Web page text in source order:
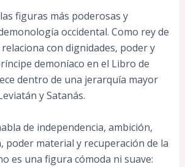
figuras más poderosas y
occidental. Como rey de
con dignidades, poder y
demoníaco en el Libro de
dentro de una jerarquía mayor
y Satanás.
de independencia, ambición,
poder material y recuperación de la
es una figura cómoda ni suave: